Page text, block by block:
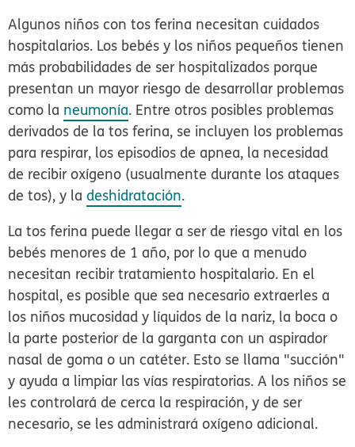
Algunos niños con tos ferina necesitan cuidados
hospitalarios. Los bebés y los niños pequeños tienen
más probabilidades de ser hospitalizados porque
presentan un mayor riesgo de desarrollar problemas
como la neumonía. Entre otros posibles problemas
derivados de la tos ferina, se incluyen los problemas
para respirar, los episodios de apnea, la necesidad
de recibir oxígeno (usualmente durante los ataques
de tos), y ladeshidratación.
La tos ferina puede llegar a ser de riesgo vital en los
bebés menores de 1 año, por lo que a menudo
necesitan recibir tratamiento hospitalario. En el
hospital, es posible que sea necesario extraerles a
los niños mucosidad y líquidos de la nariz, la boca o
la parte posterior de la garganta con un aspirador
nasal de goma o un catéter. Esto se llama "succión"
y ayuda a limpiar las vías respiratorias. A los niños se
les controlará de cerca la respiración, y de ser
necesario, se les administrará oxígeno adicional.